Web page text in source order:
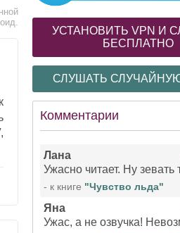
УСТАНОВИТЬ VPN И
БЕСПЛАТНО
СЛУШАТЬ
Комментарии
Лана
- к книге "Чувство льда"
Яна